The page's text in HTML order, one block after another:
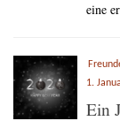
eine
1.
Ein